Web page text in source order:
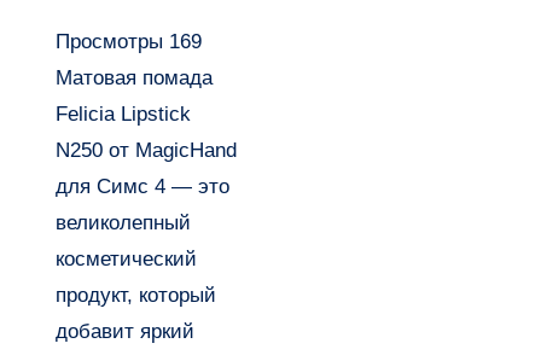
Lipstick
N250 от
MagicHand
для Симс
4
Просмотры 169
Матовая помада
Felicia Lipstick
N250 от MagicHand
для Симс 4 — это
великолепный
косметический
продукт, который
добавит яркий